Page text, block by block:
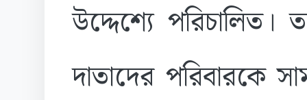
উদ্দেশ্যে
দাতাদের পরিবারকে